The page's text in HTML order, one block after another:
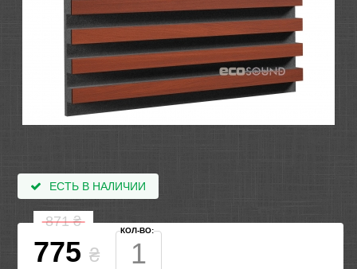
ЕСТЬ В НАЛИЧИИ
871₴
775 ₴
КОЛ-ВО: